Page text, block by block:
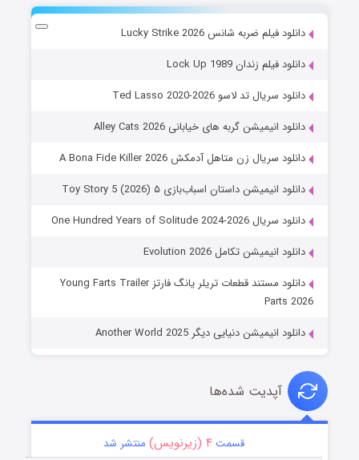
دانلود فیلم ضربه شانس Lucky Strike 2026
دانلود فیلم زندان Lock Up 1989
دانلود سریال تد لاسو Ted Lasso 2020-2026
دانلود انیمیشن گربه های خیابانی Alley Cats 2026
دانلود سریال زن متاهل آدمکش A Bona Fide Killer 2026
دانلود انیمیشن داستان اسباب‌بازی ۵ Toy Story 5 (2026)
دانلود سریال One Hundred Years of Solitude 2024-2026
دانلود انیمیشن تکامل Evolution 2026
دانلود مستند قطعات تریلر یانگ فارتز Young Farts Trailer
Parts 2026
دانلود انیمیشن دنیایی دیگر Another World 2025
آپدیت شده‌ها
قسمت۴ (زیرنویس) منتشر شد